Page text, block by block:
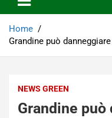
Home
Grandine può
NEWS GREEN
Grandine può